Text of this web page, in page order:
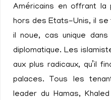
Américains en offrant la
hors des Etats-Unis, il se
il noue, cas unique
diplomatique. Les
aux plus radicaux, qu’il
palaces. Tous les
leader du Hamas,